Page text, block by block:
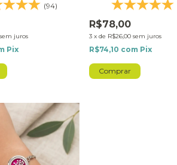
(94)
sem juros
Pix
R$78,00
3 x de R$26,00 sem juros
R$74,10 com Pix